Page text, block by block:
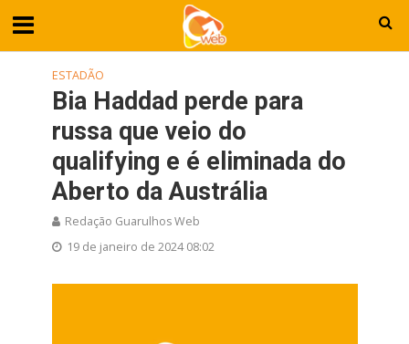
ESTADÃO
Bia Haddad perde para
russa que veio do
qualifying e é eliminada do
Aberto da Austrália
Redação Guarulhos Web
19 de janeiro de 2024 08:02